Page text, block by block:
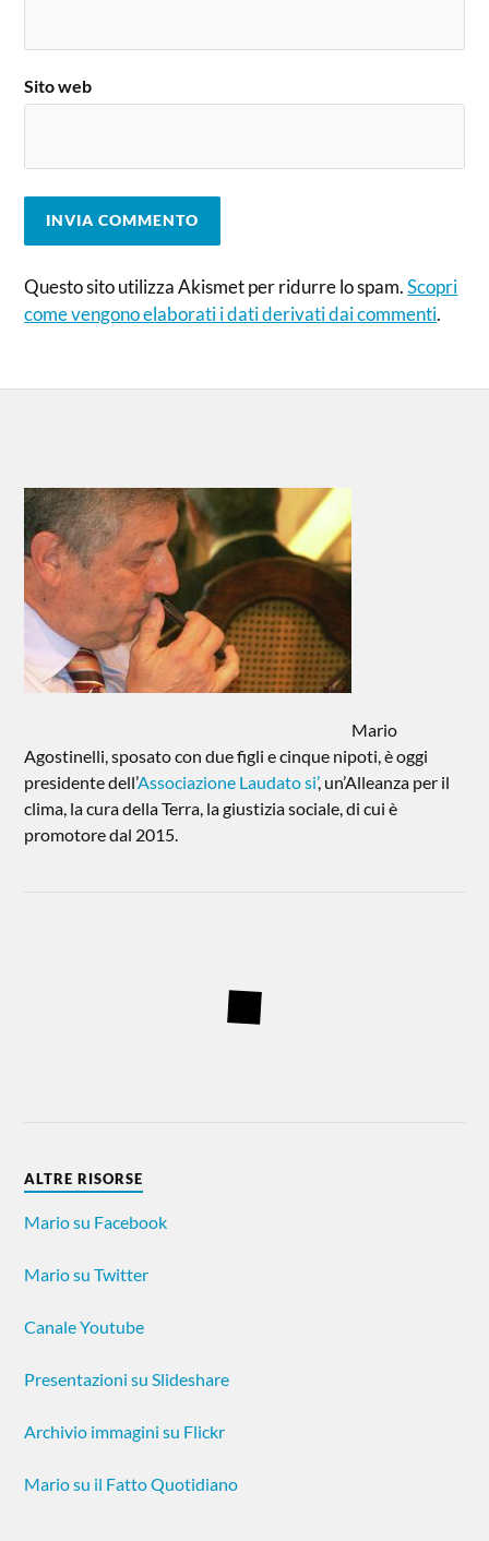
Sito web
Questo sito utilizza Akismet per ridurre lo spam.Scopri
come vengono elaborati i dati derivati dai commenti.
Mario
Agostinelli, sposato con due figli e cinque nipoti, è oggi
presidente dell’Associazione Laudato si’, un’Alleanza per il
clima, la cura della Terra, la giustizia sociale, di cui è
promotore dal 2015.
ALTRE RISORSE
Mario su Facebook
Mario su Twitter
Canale Youtube
Presentazioni su Slideshare
Archivio immagini su Flickr
Mario su il Fatto Quotidiano